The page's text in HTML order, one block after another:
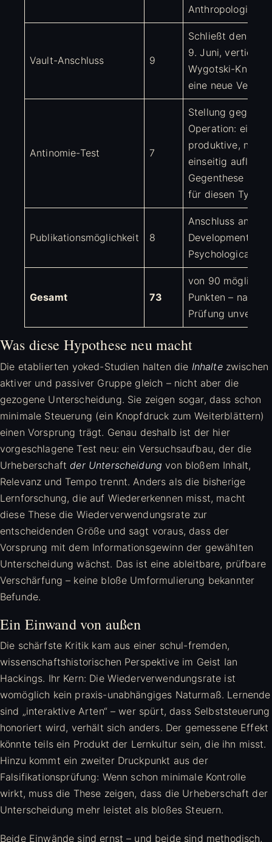
Anthropologie.
Vault-Anschluss 9
Schließt den
9. Juni, vertieft
Wygotski-
eine neue
Antinomie-Test 7
Stellung gegen
Operation: eine
produktive, nicht
einseitig
Gegenthese
für diesen Typ
Publikationsmöglichkeit 8
Anschluss an
Developmental
Psychological
Gesamt 73
von 90 möglichen
Punkten – nach
Prüfung
Was diese Hypothese neu macht
Die etablierten yoked-Studien halten die Inhaltezwischen
aktiver und passiver Gruppe gleich – nicht aber die
gezogene Unterscheidung. Sie zeigen sogar, dass schon
minimale Steuerung (ein Knopfdruck zum Weiterblättern)
einen Vorsprung trägt. Genau deshalb ist der hier
vorgeschlagene Test neu: ein Versuchsaufbau, der die
Urheberschaftder Unterscheidung von bloßem Inhalt,
Relevanz und Tempo trennt. Anders als die bisherige
Lernforschung, die auf Wiedererkennen misst, macht
diese These die Wiederverwendungsrate zur
entscheidenden Größe und sagt voraus, dass der
Vorsprung mit dem Informationsgewinn der gewählten
Unterscheidung wächst. Das ist eine ableitbare, prüfbare
Verschärfung – keine bloße Umformulierung bekannter
Befunde.
Ein Einwand von außen
Die schärfste Kritik kam aus einer schul-fremden,
wissenschaftshistorischen Perspektive im Geist Ian
Hackings. Ihr Kern: Die Wiederverwendungsrate ist
womöglich kein praxis-unabhängiges Naturmaß. Lernende
sind „interaktive Arten“ – wer spürt, dass Selbststeuerung
honoriert wird, verhält sich anders. Der gemessene Effekt
könnte teils ein Produkt der Lernkultur sein, die ihn misst.
Hinzu kommt ein zweiter Druckpunkt aus der
Falsifikationsprüfung: Wenn schon minimale Kontrolle
wirkt, muss die These zeigen, dass die Urheberschaft der
Unterscheidung mehr leistet als bloßes Steuern.
Beide Einwände sind ernst – und beide sind methodisch,